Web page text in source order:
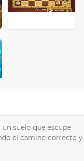
suelo que escupe
el camino correcto y